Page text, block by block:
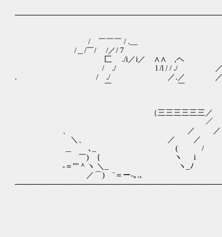
/ ￣￣￣ / .__ ／
/＿/￣/ /／/ 7 | （
匚 ./i／i／ ∧∧ ,
/ ./ l /l / / ./ ／
. / ./ ／.／
￣ ￣ | /
（三三三三三三／ , ｲ!j[
／ ／ ￣
、 ／ ／
＼、 ／ ／
＿ ゞ､_ ( /
￣) { ヽ i
-＝''''＾ヽ ＼_ ヽ_ﾉ
／⌒) ¨＝ー-｡.､